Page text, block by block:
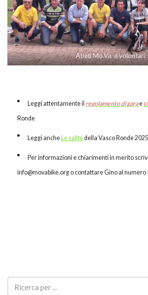
Atleti Mo.Va. e volontari
Leggi attentamente il regolamento di garae
Ronde
Leggi anche Le salitedella Vasco Ronde 2025
Per informazioni e chiarimenti in merito
info@movabike.org o contattare Gino al numero